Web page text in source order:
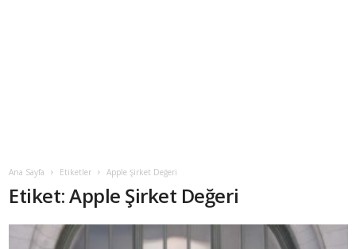
Ana Sayfa Etiketler Apple Şirket Değeri
Etiket: Apple Şirket Değeri